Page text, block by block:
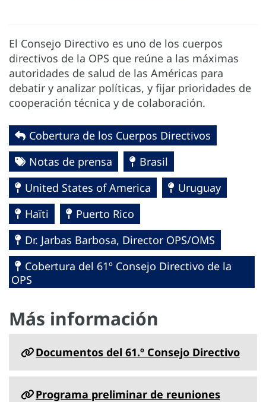
El Consejo Directivo es uno de los cuerpos
directivos de la OPS que reúne a las máximas
autoridades de salud de las Américas para
debatir y analizar políticas, y fijar prioridades de
cooperación técnica y de colaboración.
Cobertura de los Cuerpos Directivos
Notas de prensa
Brasil
United States of America
Uruguay
Haïti
Puerto Rico
Dr. Jarbas Barbosa, Director OPS/OMS
Cobertura del 61º Consejo Directivo de la
OPS
Más información
Documentos del 61.º Consejo Directivo
Programa preliminar de reuniones